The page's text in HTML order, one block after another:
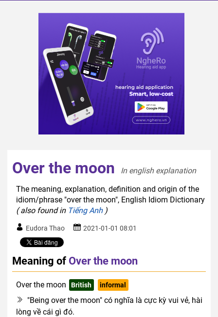
Over the moon
In english explanation
The meaning, explanation, definition and origin of the
idiom/phrase "over the moon", English Idiom Dictionary
( also found in Tiếng Anh)
Eudora Thao 2021-01-01 08:01
Meaning of Over the moon
Over the moon British informal
"Being over the moon" có nghĩa là cực kỳ vui vẻ, hài
lòng về cái gì đó.